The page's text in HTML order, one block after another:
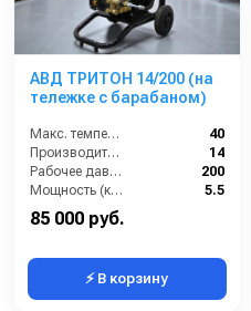
АВД ТРИТОН 14/200 (на
тележке с барабаном)
Макс. температура воды (°C):
40
Производительность (л/мин):
14
Рабочее давление (бар):
200
Мощность (кВт):
5.5
85 000 руб.
⚡ В корзину